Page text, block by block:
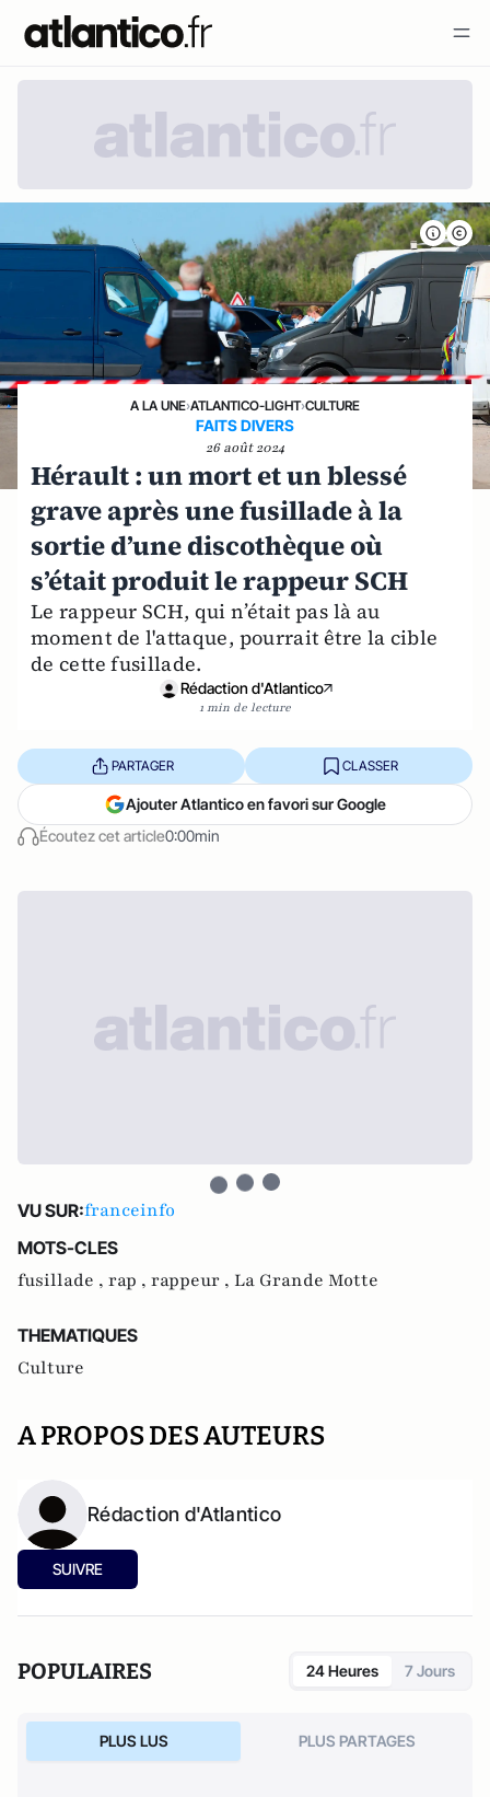
A LA UNE›ATLANTICO-LIGHT›CULTURE
FAITS DIVERS
26 août 2024
Hérault : un mort et un blessé
grave après une fusillade à la
sortie d’une discothèque où
s’était produit le rappeur SCH
Le rappeur SCH, qui n’était pas là au
moment de l'attaque, pourrait être la cible
de cette fusillade.
Rédaction d'Atlantico
1 min de lecture
Écoutez cet article0:00min
PARTAGER CLASSER
Ajouter Atlantico en favori sur Google
VU SUR:franceinfo
MOTS-CLES
fusillade , rap , rappeur , La Grande Motte
THEMATIQUES
Culture
A PROPOS DES AUTEURS
Rédaction d'Atlantico
SUIVRE
POPULAIRES 24 Heures 7 Jours
PLUS LUS PLUS PARTAGES